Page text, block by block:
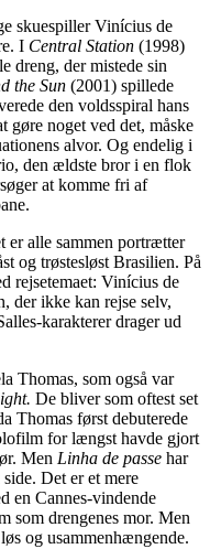
skuespiller Vinícius de
I Central Station (1998)
dreng, der mistede sin
the Sun (2001) spillede
den voldsspiral hans
gøre noget ved det, måske
alvor. Og endelig i
den ældste bror i en flok
at komme fri af
er alle sammen portrætter
og trøstesløst Brasilien. På
rejsetemaet: Vinícius de
der ikke kan rejse selv,
karakterer drager ud
Thomas, som også var
De bliver som oftest set
Thomas først debuterede
for længst havde gjort
Men Linha de passe har
Det er et mere
en Cannes-vindende
som drengenes mor. Men
og usammenhængende.